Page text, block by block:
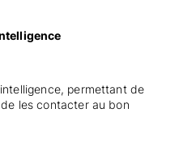
permettant de
les contacter au bon